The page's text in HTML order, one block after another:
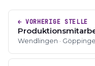
← VORHERIGE STELLE
Wendlingen ·